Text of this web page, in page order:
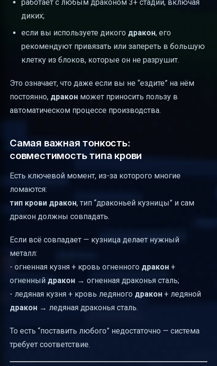
работает с любым драконом 3+ стадии, включая
диких;
если вы используете дикого дракон, его
рекомендуют привязать или запереть в большую
клетку из блоков, которые он не разрушит.
Это означает, что даже если вы не “ездите” на нём
постоянно, дракон может приносить пользу в
автоматическом процессе производства.
Самая важная тонкость:
совместимость типа крови
Есть ключевой момент, из-за которого многие
ломаются:
тип крови дракон, тип “драконьей кузницы” и сам
дракон должны совпадать.
Если всё совпадает — кузница делает нужный
металл:
- огненная кузня + кровь огненного дракон +
огненный дракон → огненная драконья сталь;
- ледяная кузня + кровь ледяного дракон + ледяной
дракон → ледяная драконья сталь.
То есть “поставить любого” недостаточно — система
требует соответствие.